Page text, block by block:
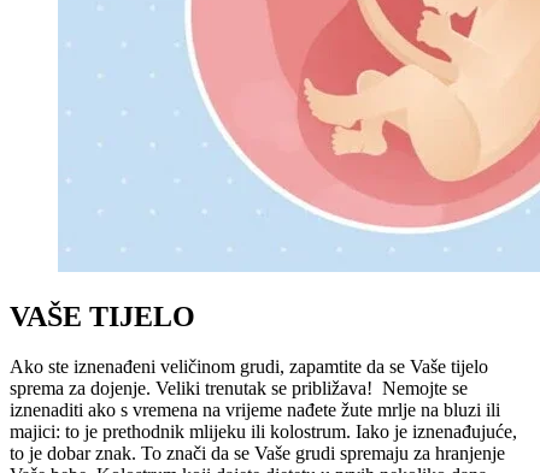
VAŠE TIJELO
Ako ste iznenađeni veličinom grudi, zapamtite da se Vaše tijelo
sprema za dojenje. Veliki trenutak se približava! Nemojte se
iznenaditi ako s vremena na vrijeme nađete žute mrlje na bluzi ili
majici: to je prethodnik mlijeku ili kolostrum. Iako je iznenađujuće,
to je dobar znak. To znači da se Vaše grudi spremaju za hranjenje